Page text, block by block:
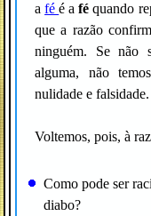
aféé afé quando
que a razão
ninguém. Se não
alguma, não
nulidade e falsidade.
Voltemos, pois, à
Como pode ser
diabo?